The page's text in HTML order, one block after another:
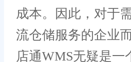
成本。因此，对于
流仓储服务的企业
店通WMS无疑是一